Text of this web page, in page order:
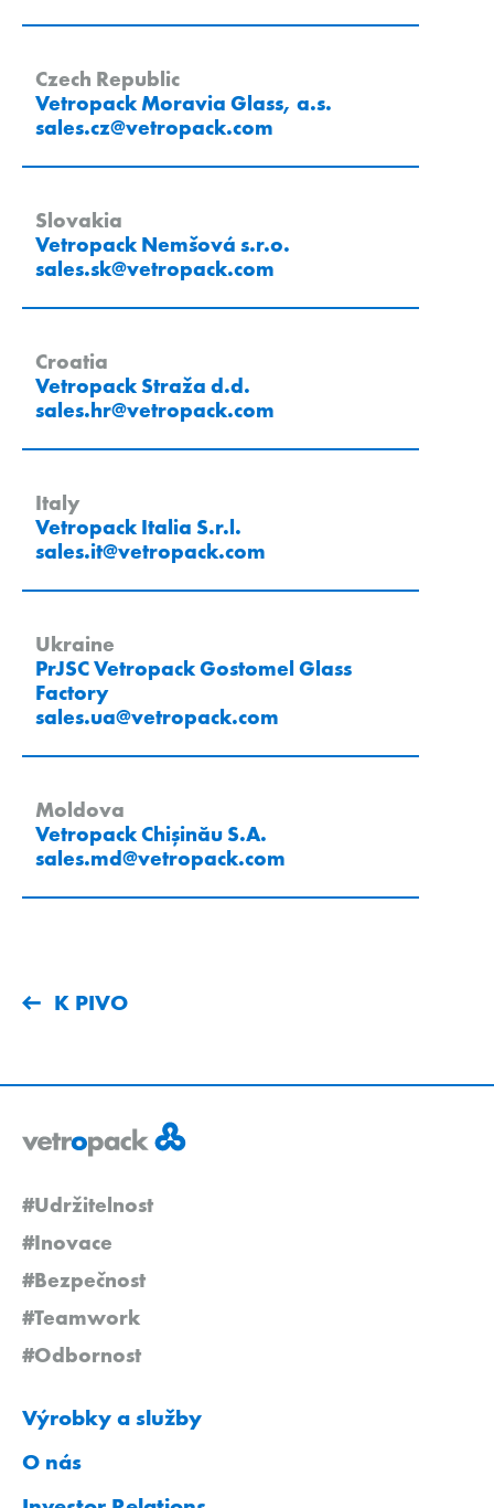
Czech Republic
Vetropack Moravia Glass, a.s.
sales.cz@vetropack.com
Slovakia
Vetropack Nemšová s.r.o.
sales.sk@vetropack.com
Croatia
Vetropack Straža d.d.
sales.hr@vetropack.com
Italy
Vetropack Italia S.r.l.
sales.it@vetropack.com
Ukraine
PrJSC Vetropack Gostomel Glass
Factory
sales.ua@vetropack.com
Moldova
Vetropack Chișinău S.A.
sales.md@vetropack.com
K PIVO
#Udržitelnost
#Inovace
#Bezpečnost
#Teamwork
#Odbornost
Výrobky a služby
O nás